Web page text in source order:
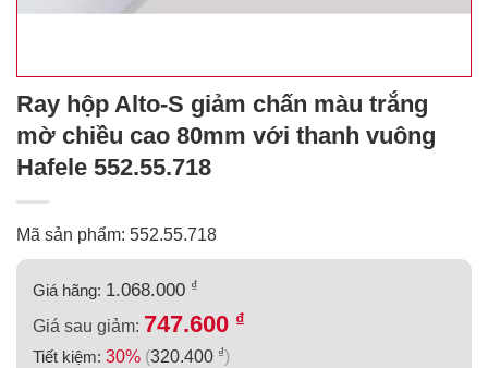
Ray hộp Alto-S giảm chấn màu trắng
mờ chiều cao 80mm với thanh vuông
Hafele 552.55.718
Mã sản phẩm: 552.55.718
Giá hãng: 1.068.000 ₫
Giá sau giảm: 747.600 ₫
Tiết kiệm: 30% (320.400 ₫)